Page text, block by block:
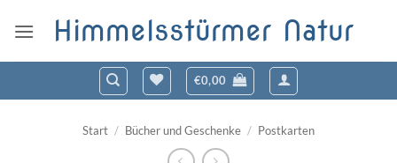
Inhalt
Himmelsstürmer Natur
€0,00
Start / Bücher und Geschenke / Postkarten